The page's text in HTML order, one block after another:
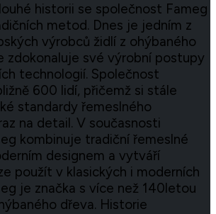
historii se společnost Fameg
metod. Dnes je jedním z
výrobců židlí z ohýbaného
zdokonaluje své výrobní postupy
technologií. Společnost
600 lidí, přičemž si stále
standardy řemeslného
na detail. V současnosti
kombinuje tradiční řemeslné
designem a vytváří
použít v klasických i moderních
je značka s více než 140letou
dřeva. Historie